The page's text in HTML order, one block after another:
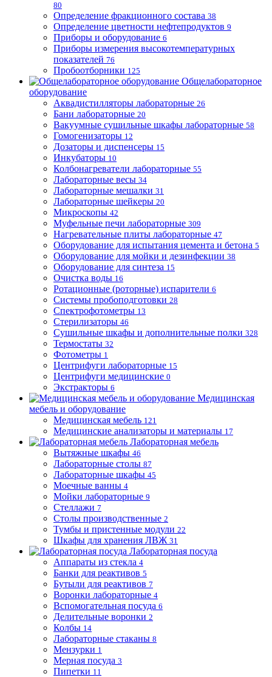
80
Определение фракционного состава 38
Определение цветности нефтепродуктов 9
Приборы и оборудование 6
Приборы измерения высокотемпературных
показателей 76
Пробоотборники 125
Общелабораторное
оборудование
Аквадистилляторы лабораторные 26
Бани лабораторные 20
Вакуумные сушильные шкафы лабораторные 58
Гомогенизаторы 12
Дозаторы и диспенсеры 15
Инкубаторы 10
Колбонагреватели лабораторные 55
Лабораторные весы 34
Лабораторные мешалки 31
Лабораторные шейкеры 20
Микроскопы 42
Муфельные печи лабораторные 309
Нагревательные плиты лабораторные 47
Оборудование для испытания цемента и бетона 5
Оборудование для мойки и дезинфекции 38
Оборудование для синтеза 15
Очистка воды 16
Ротационные (роторные) испарители 6
Системы пробоподготовки 28
Спектрофотометры 13
Стерилизаторы 46
Сушильные шкафы и дополнительные полки 328
Термостаты 32
Фотометры 1
Центрифуги лабораторные 15
Центрифуги медицинские 0
Экстракторы 6
Медицинская
мебель и оборудование
Медицинская мебель 121
Медицинские анализаторы и материалы 17
Лабораторная мебель
Вытяжные шкафы 46
Лабораторные столы 87
Лабораторные шкафы 45
Моечные ванны 4
Мойки лабораторные 9
Стеллажи 7
Столы производственные 2
Тумбы и пристенные модули 22
Шкафы для хранения ЛВЖ 31
Лабораторная посуда
Аппараты из стекла 4
Банки для реактивов 5
Бутыли для реактивов 7
Воронки лабораторные 4
Вспомогательная посуда 6
Делительные воронки 2
Колбы 14
Лабораторные стаканы 8
Мензурки 1
Мерная посуда 3
Пипетки 11